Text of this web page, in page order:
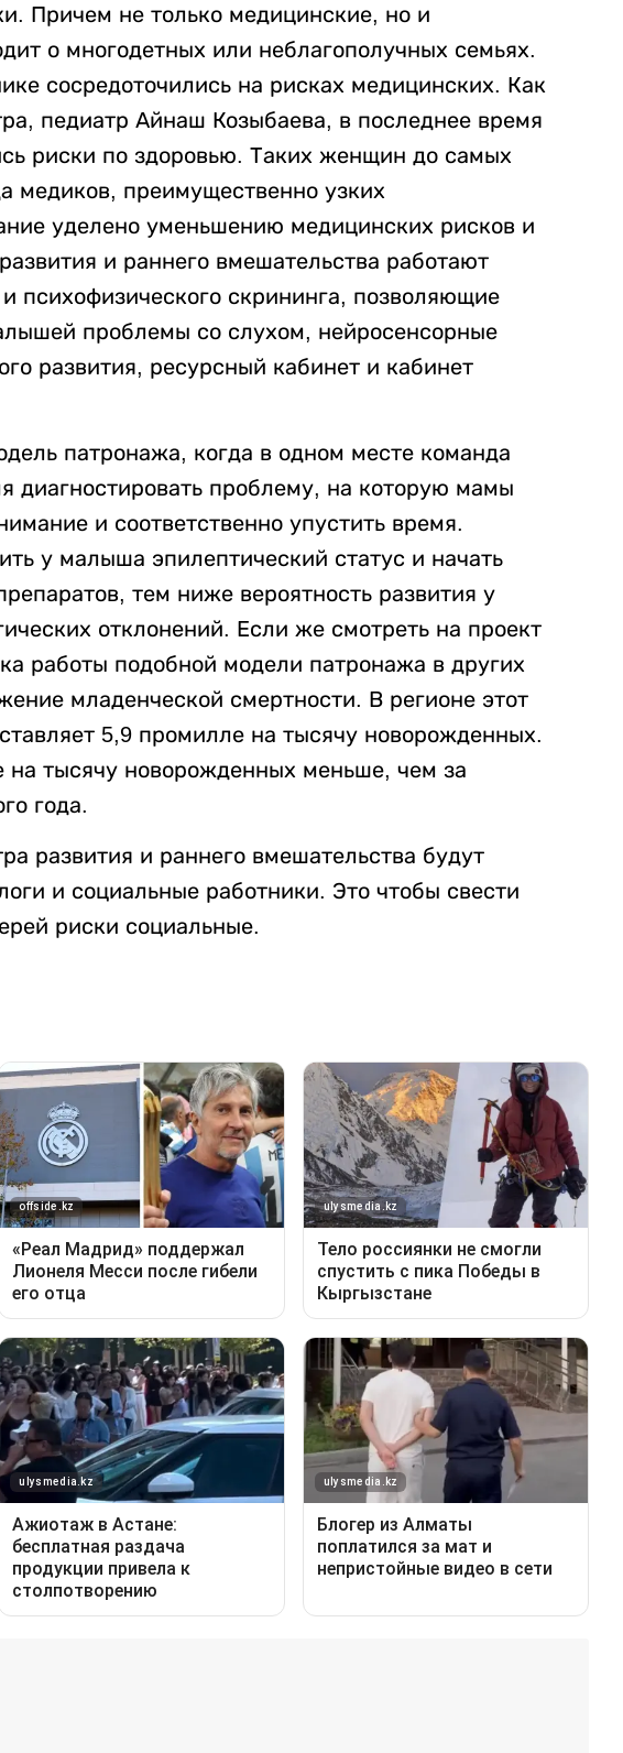
Причем не только медицинские, но и
о многодетных или неблагополучных семьях.
сосредоточились на рисках медицинских. Как
педиатр Айнаш Козыбаева, в последнее время
риски по здоровью. Таких женщин до самых
медиков, преимущественно узких
уделено уменьшению медицинских рисков и
и раннего вмешательства работают
психофизического скрининга, позволяющие
проблемы со слухом, нейросенсорные
развития, ресурсный кабинет и кабинет
патронажа, когда в одном месте команда
диагностировать проблему, на которую мамы
и соответственно упустить время.
у малыша эпилептический статус и начать
тем ниже вероятность развития у
отклонений. Если же смотреть на проект
работы подобной модели патронажа в других
младенческой смертности. В регионе этот
5,9 промилле на тысячу новорожденных.
на тысячу новорожденных меньше, чем за
года.
развития и раннего вмешательства будут
и социальные работники. Это чтобы свести
риски социальные.